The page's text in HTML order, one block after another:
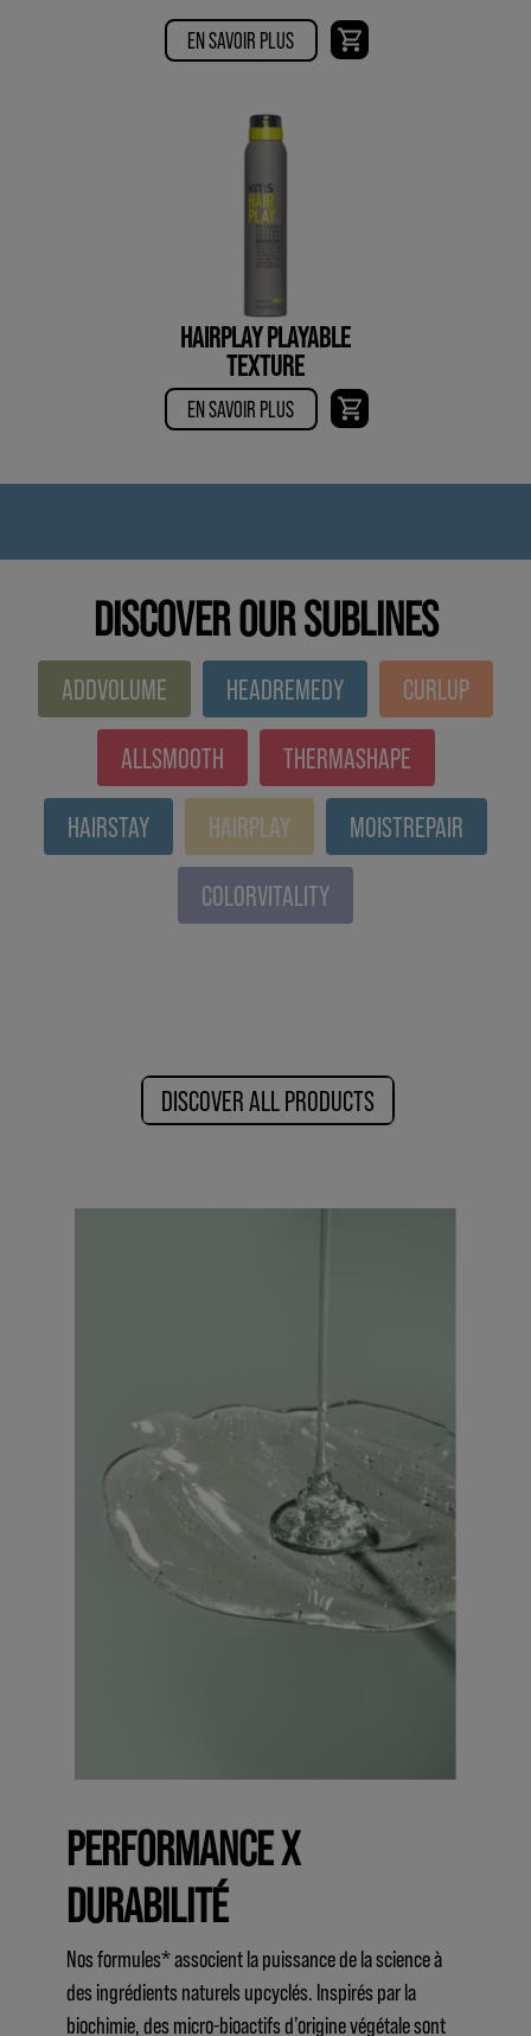
EN SAVOIR PLUS
HAIRPLAY PLAYABLE
TEXTURE
EN SAVOIR PLUS
DISCOVER OUR SUBLINES
ADDVOLUME HEADREMEDY
CURLUP
ALLSMOOTH
THERMASHAPE
HAIRSTAY
HAIRPLAY
MOISTREPAIR
COLORVITALITY
DISCOVER ALL PRODUCTS
PERFORMANCE X
DURABILITÉ
Nos formules* associent la puissance de la science à
des ingrédients naturels upcyclés. Inspirés par la
biochimie, des micro-bioactifs d’origine végétale sont